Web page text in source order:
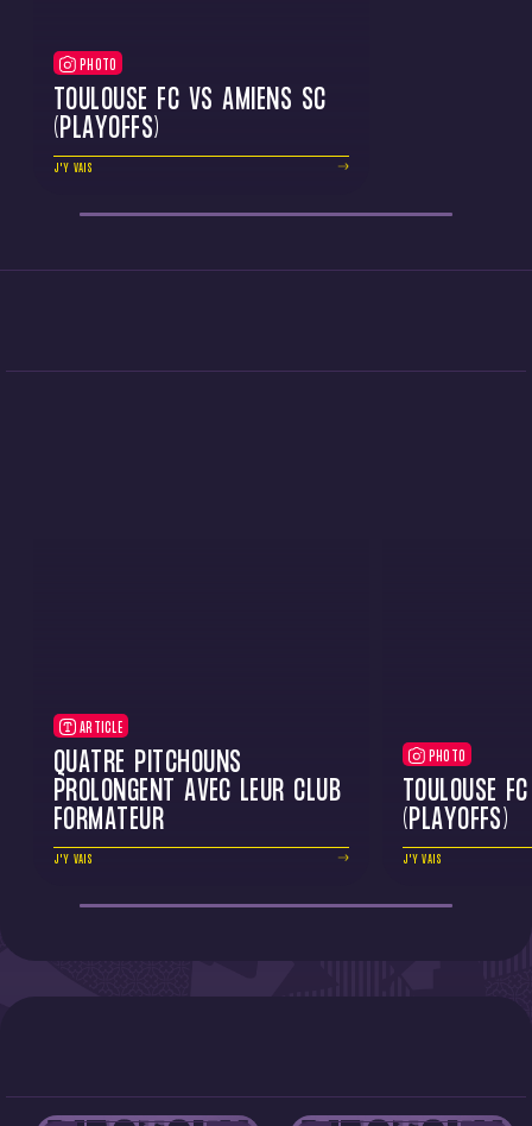
PHOTO
TOULOUSE FC VS AMIENS SC
(PLAYOFFS)
J'Y VAIS
ARTICLE
QUATRE PITCHOUNS
PROLONGENT AVEC LEUR CLUB
FORMATEUR
J'Y VAIS
PHOTO
TOULOUSE
(PLAYOFFS)
J'Y VAIS